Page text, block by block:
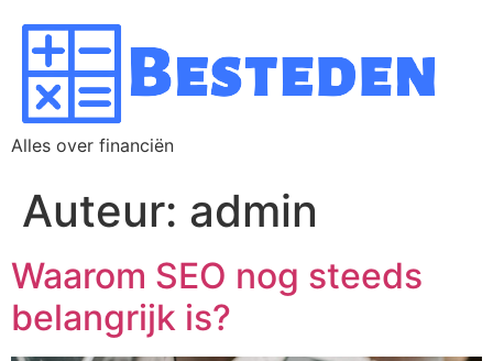
Alles over financiën
Auteur: admin
Waarom SEO nog steeds
belangrijk is?